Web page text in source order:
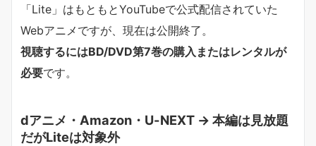
「Lite」はもともとYouTubeで公式配信されていた
Webアニメですが、現在は公開終了。
視聴するにはBD/DVD第7巻の購入またはレンタルが
必要です。
dアニメ・Amazon・U-NEXT → 本編は見放題
だがLiteは対象外